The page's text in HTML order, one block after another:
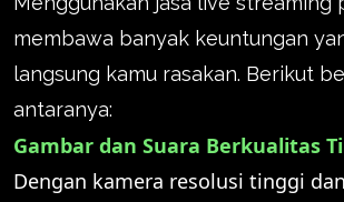
membawa banyak keuntungan
langsung kamu rasakan. Berikut
antaranya:
Gambar dan Suara Berkualitas
Dengan kamera resolusi tinggi